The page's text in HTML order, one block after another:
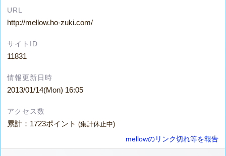
URL
http://mellow.ho-zuki.com/
サイトID
11831
情報更新日時
2013/01/14(Mon) 16:05
アクセス数
累計：1723ポイント(集計休止中)
mellowのリンク切れ等を報告